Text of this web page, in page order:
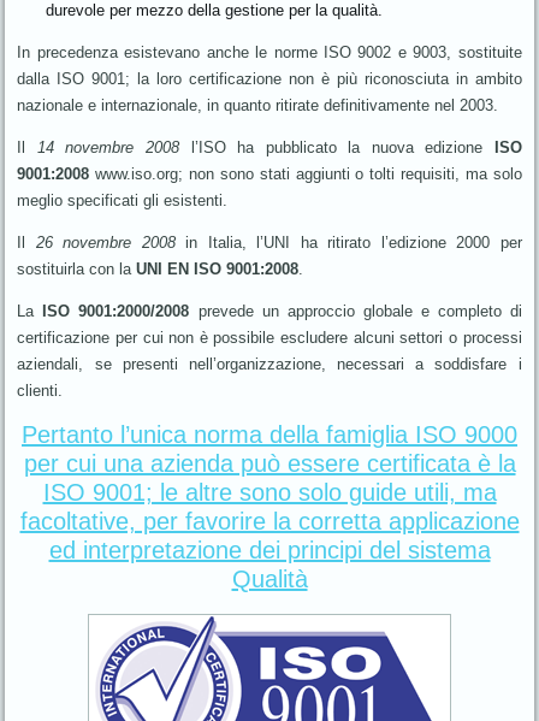
durevole per mezzo della gestione per la qualità.
In precedenza esistevano anche le norme ISO 9002 e 9003, sostituite
dalla ISO 9001; la loro certificazione non è più riconosciuta in ambito
nazionale e internazionale, in quanto ritirate definitivamente nel 2003.
Il 14 novembre 2008 l’ISO ha pubblicato la nuova edizione ISO
9001:2008 www.iso.org; non sono stati aggiunti o tolti requisiti, ma solo
meglio specificati gli esistenti.
Il 26 novembre 2008in Italia, l’UNI ha ritirato l’edizione 2000 per
sostituirla con laUNI EN ISO 9001:2008
LaISO 9001:2000/2008 prevede un approccio globale e completo di
certificazione per cui non è possibile escludere alcuni settori o processi
aziendali, se presenti nell’organizzazione, necessari a soddisfare i
clienti.
Pertanto l’unica norma della famiglia ISO 9000
per cui una azienda può essere certificata è la
ISO 9001; le altre sono solo guide utili, ma
facoltative, per favorire la corretta applicazione
ed interpretazione dei principi del sistema
Qualità